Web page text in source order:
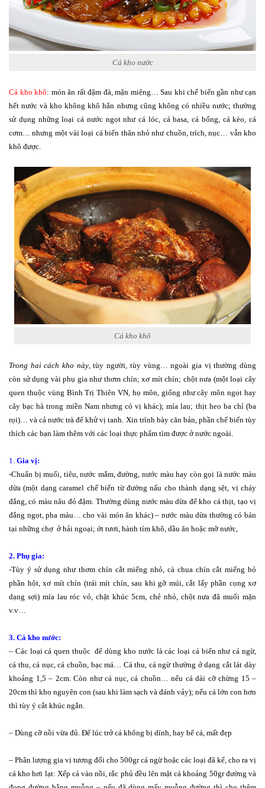
Cá kho nước
Cá kho khô: món ăn rất đậm đà, mặn miệng… Sau khi chế biến gần như cạn
hết nước và kho không khô hẳn nhưng cũng không có nhiều nước; thường
sử dụng những loại cá nước ngọt như cá lóc, cá basa, cá bống, cá kèo, cá
cơm… nhưng một vài loại cá biển thân nhỏ như chuồn, trích, nục… vẫn kho
khô được.
Cá kho khô
Trong hai cách kho này, tùy người, tùy vùng… ngoài gia vị thường dùng
còn sử dụng vài phụ gia như thơm chín; xơ mít chín; chột nưa (một loại cây
quen thuộc vùng Bình Trị Thiên VN, họ môn, giống như cây môn ngọt hay
cây bạc hà trong miền Nam nhưng có vị khác); mía lau; thịt heo ba chỉ (ba
rọi)… và cả nước trà để khử vị tanh. Xin trình bày căn bản, phần chế biến tùy
thích các bạn làm thêm với các loại thực phẩm tìm được ở nước ngoài.
1. Gia vị:
-Chuẩn bị muối, tiêu, nước mắm, đường, nước màu hay còn gọi là nước màu
dừa (một dạng caramel chế biến từ đường nấu cho thành dạng sệt, vị cháy
đắng, có màu nâu đỏ đậm. Thường dùng nước màu dừa để kho cá thịt, tạo vị
đắng ngọt, pha màu… cho vài món ăn khác) – nước màu dừa thường có bán
tại những chợ ở hải ngoại; ớt tươi, hành tím khô, dầu ăn hoặc mỡ nước,
2. Phụ gia:
-Tùy ý sử dụng như thơm chín cắt miếng nhỏ, cà chua chín cắt miếng bỏ
phần hột, xơ mít chín (trái mít chín, sau khi gỡ múi, cắt lấy phần cọng xơ
dạng sợi) mía lau róc vỏ, chặt khúc 5cm, chẻ nhỏ, chột nưa đã muối mặn
v.v…
3. Cá kho nước:
– Các loại cá quen thuộc để dùng kho nước là các loại cá biển như cá ngừ,
cá thu, cá nục, cá chuồn, bạc má… Cá thu, cá ngừ thường ở dạng cắt lát dày
khoảng 1,5 – 2cm. Còn như cá nục, cá chuồn… nếu cá dài cỡ chừng 15 –
20cm thì kho nguyên con (sau khi làm sạch và đánh vảy); nếu cá lớn con hơn
thì tùy ý cắt khúc ngắn.
– Dùng cỡ nồi vừa đủ. Để lúc trở cá không bị dính, hay bể cá, mất đẹp
– Phân lượng gia vị tương đối cho 500gr cá ngừ hoặc các loại đã kể, cho ra vị
cá kho hơi lạt: Xếp cá vào nồi, rắc phủ đều lên mặt cá khoảng 50gr đường và